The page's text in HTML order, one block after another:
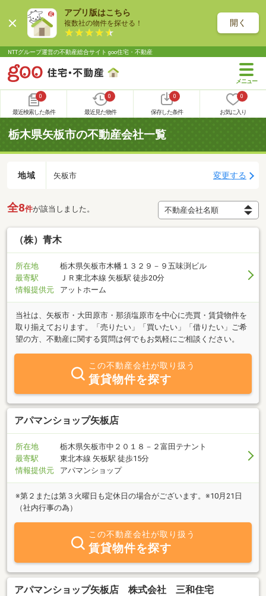
アプリ版はこちら
複数社の物件を探せる！ 開く
NTTグループ運営の不動産総合サイト goo住宅・不動産
0
最近検索した条件
0
最近見た物件
0
保存した条件
0
お気に入り
栃木県矢板市の不動産会社一覧
地域 矢板市 変更する
全8件が該当しました。
（株）青木
所在地
栃木県矢板市木幡１３２９－９五味渕ビル
最寄駅
ＪＲ東北本線 矢板駅 徒歩20分
情報提供元
アットホーム
当社は、矢板市・大田原市・那須塩原市を中心に売買・賃貸物件を
取り揃えております。「売りたい」「買いたい」「借りたい」ご希
望の方、不動産に関する質問は何でもお気軽にご相談ください。
この不動産会社が取り扱う
賃貸物件を探す
アパマンショップ矢板店
所在地
栃木県矢板市中２０１８－２富田テナント
最寄駅
東北本線 矢板駅 徒歩15分
情報提供元
アパマンショップ
※第２または第３火曜日も定休日の場合がございます。※10月21日
（社内行事の為）
この不動産会社が取り扱う
賃貸物件を探す
アパマンショップ矢板店 株式会社 三和住宅